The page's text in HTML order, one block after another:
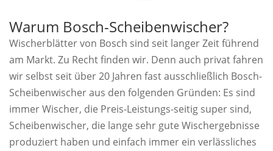
Warum Bosch-Scheibenwischer?
Wischerblätter von Bosch sind seit langer Zeit führend
am Markt. Zu Recht finden wir. Denn auch privat fahren
wir selbst seit über 20 Jahren fast ausschließlich Bosch-
Scheibenwischer aus den folgenden Gründen: Es sind
immer Wischer, die Preis-Leistungs-seitig super sind,
Scheibenwischer, die lange sehr gute Wischergebnisse
produziert haben und einfach immer ein verlässliches